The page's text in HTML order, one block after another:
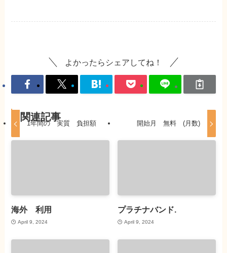
よかったらシェアしてね！
1年間の 実質 負担額 開始月 無料 (月数)
関連記事
海外 利用
April 9, 2024
プラチナバンド.
April 9, 2024